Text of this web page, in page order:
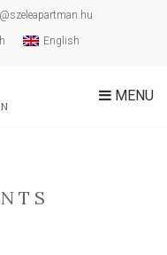
English
MENU